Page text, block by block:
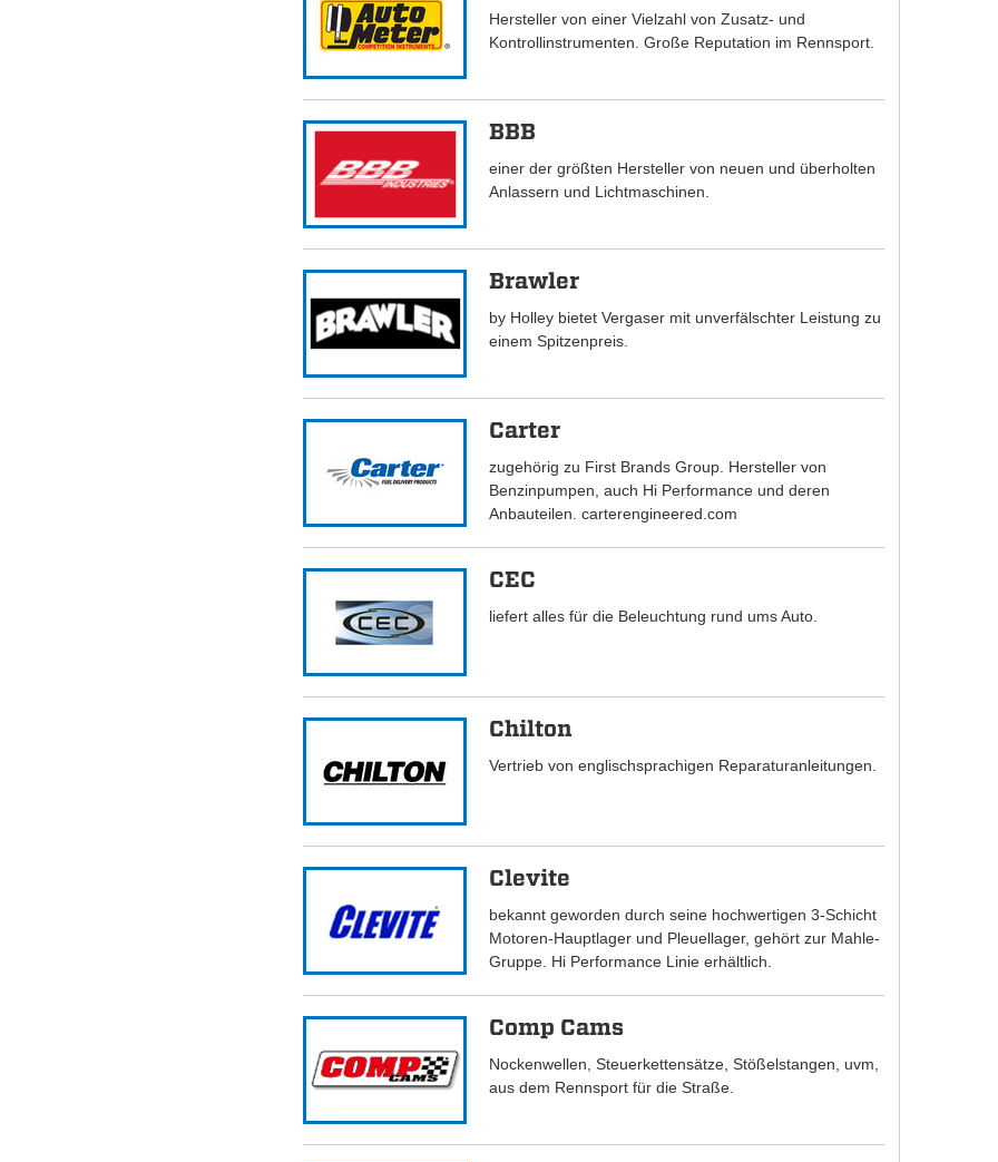
Hersteller von einer Vielzahl von Zusatz- und
Kontrollinstrumenten. Große Reputation im Rennsport.
BBB
einer der größten Hersteller von neuen und überholten
Anlassern und Lichtmaschinen.
Brawler
by Holley bietet Vergaser mit unverfälschter Leistung zu
einem Spitzenpreis.
Carter
zugehörig zu First Brands Group. Hersteller von
Benzinpumpen, auch Hi Performance und deren
Anbauteilen. carterengineered.com
CEC
liefert alles für die Beleuchtung rund ums Auto.
Chilton
Vertrieb von englischsprachigen Reparaturanleitungen.
Clevite
bekannt geworden durch seine hochwertigen 3-Schicht
Motoren-Hauptlager und Pleuellager, gehört zur Mahle-
Gruppe. Hi Performance Linie erhältlich.
Comp Cams
Nockenwellen, Steuerkettensätze, Stößelstangen, uvm,
aus dem Rennsport für die Straße.